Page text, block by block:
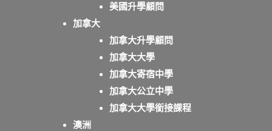
美國升學顧問
加拿大
加拿大升學顧問
加拿大大學
加拿大寄宿中學
加拿大公立中學
加拿大大學銜接課程
澳洲